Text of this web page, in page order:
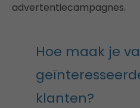
advertentiecampagnes.
Hoe maak je
klanten?